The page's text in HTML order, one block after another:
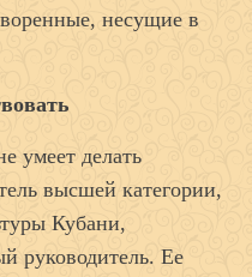
несущие в
умеет делать
высшей категории,
Кубани,
руководитель. Ее